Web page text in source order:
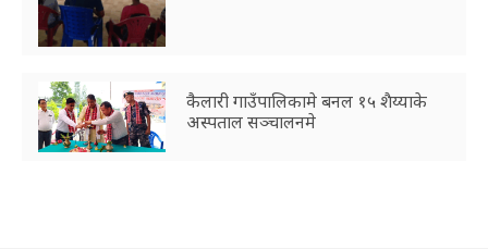
कैलारी गाउँपालिकामे बनल १५ शैय्याके
अस्पताल सञ्चालनमे